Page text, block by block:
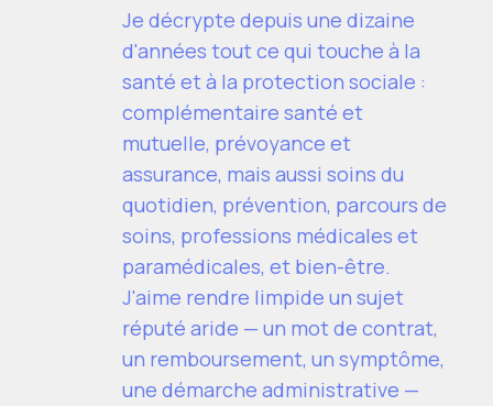
Je décrypte depuis une dizaine
d'années tout ce qui touche à la
santé et à la protection sociale :
complémentaire santé et
mutuelle, prévoyance et
assurance, mais aussi soins du
quotidien, prévention, parcours de
soins, professions médicales et
paramédicales, et bien-être.
J'aime rendre limpide un sujet
réputé aride — un mot de contrat,
un remboursement, un symptôme,
une démarche administrative —